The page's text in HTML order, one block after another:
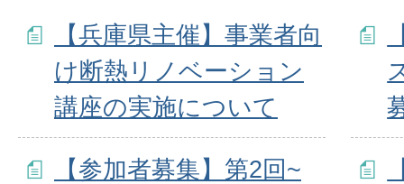
【兵庫県主催】事業者向
け断熱リノベーション
講座の実施について
【参加者募集】第2回~